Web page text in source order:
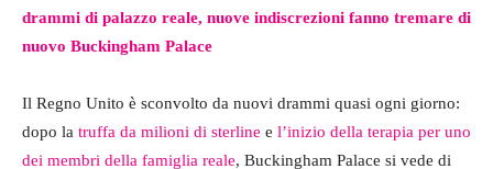
drammi di palazzo reale, nuove indiscrezioni fanno tremare di
nuovo Buckingham Palace
Il Regno Unito è sconvolto da nuovi drammi quasi ogni giorno:
dopo la truffa da milioni di sterline e l’inizio della terapia per uno
dei membri della famiglia reale, Buckingham Palace si vede di